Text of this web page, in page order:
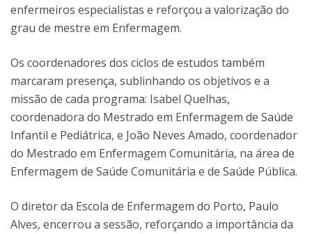
enfermeiros especialistas e reforçou a valorização do
grau de mestre em Enfermagem.
Os coordenadores dos ciclos de estudos também
marcaram presença, sublinhando os objetivos e a
missão de cada programa: Isabel Quelhas,
coordenadora do Mestrado em Enfermagem de Saúde
Infantil e Pediátrica, e João Neves Amado, coordenador
do Mestrado em Enfermagem Comunitária, na área de
Enfermagem de Saúde Comunitária e de Saúde Pública.
O diretor da Escola de Enfermagem do Porto, Paulo
Alves, encerrou a sessão, reforçando a importância da